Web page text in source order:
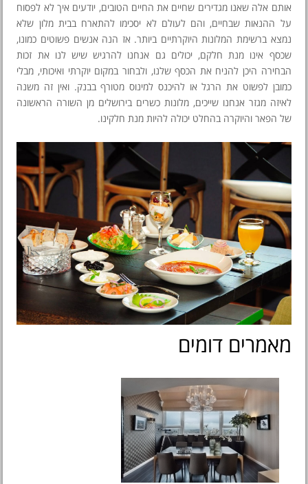
אותם אלה שאנו מגדירים שחיים את החיים הטובים, יודעים איך לא לפסוח
על ההנאות שבחיים, והם לעולם לא יסכימו להתארח בבית מלון שלא
נמצא ברשימת המלונות היוקרתיים ביותר. אז הנה אנשים פשוטים כמונו,
שכסף אינו מנת חלקם, יכולים גם אנחנו להרגיש שיש לנו את זכות
הבחירה היכן להניח את הכסף שלנו, ולבחור במקום יוקרתי ואיכותי, מבלי
כמובן לפשוט את הרגל או להיכנס למינוס מטורף בבנק. ואין זה משנה
לאיזה מגזר אנחנו שייכים, מלונות כשרים בירושלים מן השורה הראשונה
של הפאר והיוקרה בהחלט יכולה להיות מנת חלקינו.
מאמרים דומים